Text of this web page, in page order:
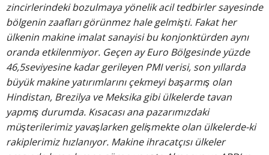
zincirlerindeki bozulmaya yönelik acil tedbirler sayesinde
bölgenin zaafları görünmez hale gelmişti. Fakat her
ülkenin makine imalat sanayisi bu konjonktürden aynı
oranda etkilenmiyor. Geçen ay Euro Bölgesinde yüzde
46,5seviyesine kadar gerileyen PMI verisi, son yıllarda
büyük makine yatırımlarını çekmeyi başarmış olan
Hindistan, Brezilya ve Meksika gibi ülkelerde tavan
yapmış durumda. Kısacası ana pazarımızdaki
müşterilerimiz yavaşlarken gelişmekte olan ülkelerde-ki
rakiplerimiz hızlanıyor. Makine ihracatçısı ülkeler